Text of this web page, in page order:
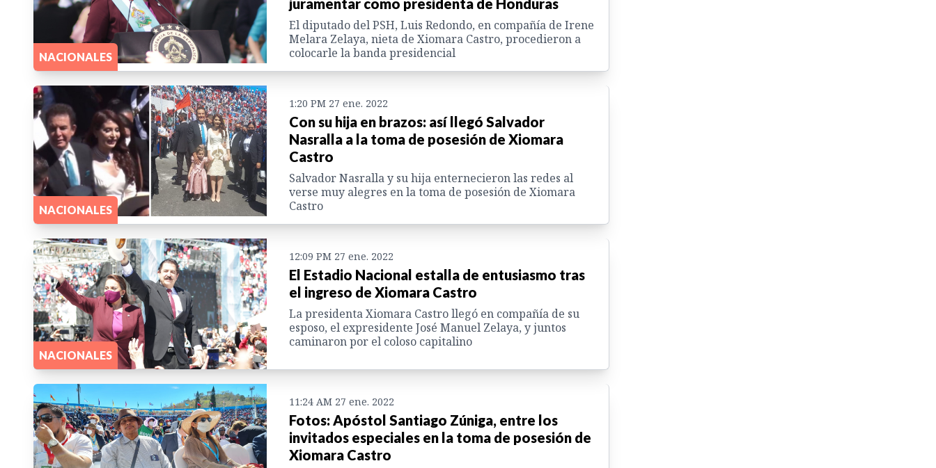
NACIONALES
juramentar como presidenta de Honduras
El diputado del PSH, Luis Redondo, en compañía de Irene
Melara Zelaya, nieta de Xiomara Castro, procedieron a
colocarle la banda presidencial
NACIONALES
1:20 PM 27 ene. 2022
Con su hija en brazos: así llegó Salvador
Nasralla a la toma de posesión de Xiomara
Castro
Salvador Nasralla y su hija enternecieron las redes al
verse muy alegres en la toma de posesión de Xiomara
Castro
NACIONALES
12:09 PM 27 ene. 2022
El Estadio Nacional estalla de entusiasmo tras
el ingreso de Xiomara Castro
La presidenta Xiomara Castro llegó en compañía de su
esposo, el expresidente José Manuel Zelaya, y juntos
caminaron por el coloso capitalino
11:24 AM 27 ene. 2022
Fotos: Apóstol Santiago Zúniga, entre los
invitados especiales en la toma de posesión de
Xiomara Castro